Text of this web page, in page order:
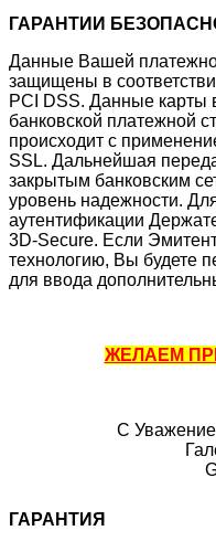
ГАРАНТИИ
Данные Вашей
защищены в
PCI DSS. Данные карты
банковской платежной
происходит с
SSL. Дальнейшая
закрытым банковским
уровень надежности.
аутентификации
3D-Secure. Если
технологию, Вы будете
для ввода
ЖЕЛАЕМ
С
ГАРАНТИЯ